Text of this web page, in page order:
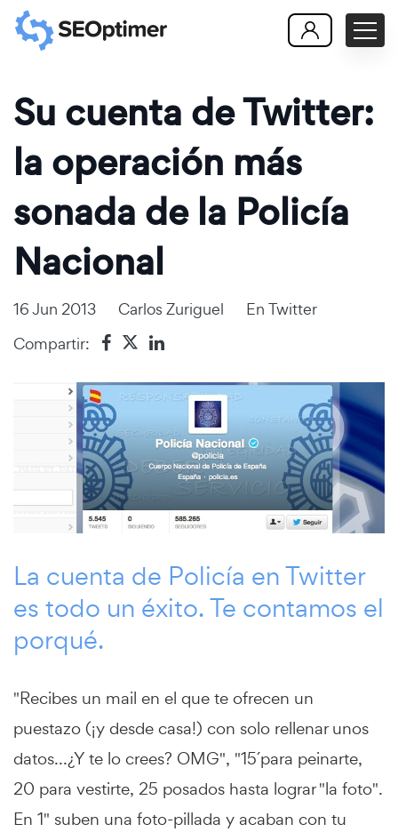
Su cuenta de Twitter:
la operación más
sonada de la Policía
Nacional
16 Jun 2013 Carlos Zuriguel En Twitter
Compartir:
La cuenta de Policía en Twitter
es todo un éxito. Te contamos el
porqué.
"Recibes un mail en el que te ofrecen un
puestazo (¡y desde casa!) con solo rellenar unos
datos...¿Y te lo crees? OMG", "15´para peinarte,
20 para vestirte, 25 posados hasta lograr "la foto".
En 1" suben una foto-pillada y acaban con tu